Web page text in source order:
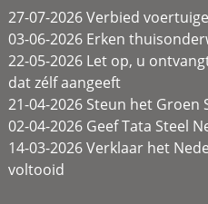
27-07-2026 Verbied
03-06-2026 Erken
22-05-2026 Let op, u
dat zélf aangeeft
21-04-2026 Steun het Groen
02-04-2026 Geef Tata Steel
14-03-2026 Verklaar het
voltooid